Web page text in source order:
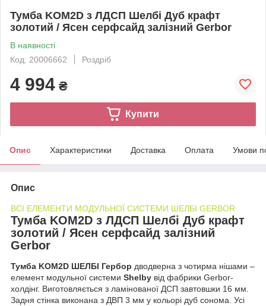
Тумба KOM2D з ЛДСП Шелбі Дуб крафт
золотий / Ясен серфсайд залізний Gerbor
В наявності
Код: 20006662
Роздріб
4 994 ₴
Купити
Опис Характеристики Доставка Оплата Умови
Опис
ВСI ЕЛЕМЕНТИ МОДУЛЬНОЇ СИСТЕМИ ШЕЛБІ GERBOR
Тумба KOM2D з ЛДСП Шелбі Дуб крафт
золотий / Ясен серфсайд залізний
Gerbor
Тумба KOM2D ШЕЛБІ Гербор дводверна з чотирма нішами –
елемент модульної системи Shelby від фабрики Gerbor-
холдiнг. Виготовляється з ламінованої ДСП завтовшки 16 мм.
Задня стінка виконана з ДВП 3 мм у кольорі дуб сонома. Усі